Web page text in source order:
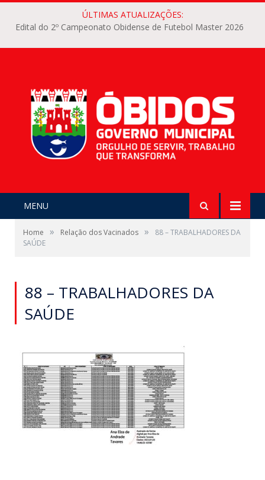
ÚLTIMAS ATUALIZAÇÕES:
Edital do 2º Campeonato Obidense de Futebol Master 2026
MENU
Home » Relação dos Vacinados »
88 – TRABALHADORES DA
SAÚDE
88 – TRABALHADORES DA
SAÚDE